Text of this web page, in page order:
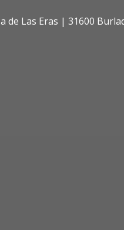
de Las Eras | 31600